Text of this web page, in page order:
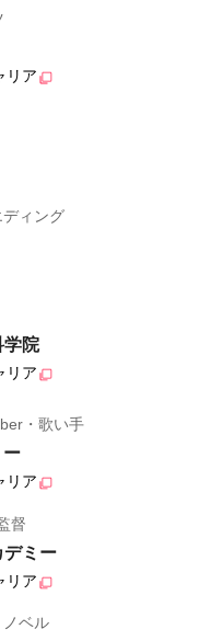
リア
ィング
学院
リア
・歌い手
ー
リア
督
デミー
リア
ベル